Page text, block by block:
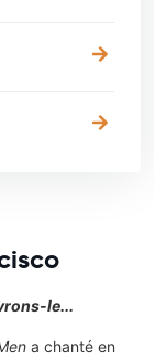
le...
a chanté en